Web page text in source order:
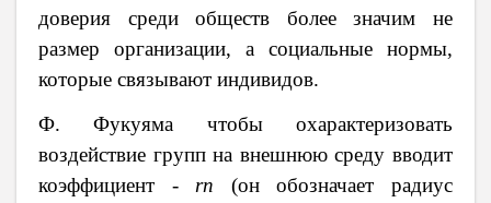
доверия среди обществ более значим не
размер организации, а социальные нормы,
которые связывают индивидов.
Ф. Фукуяма чтобы охарактеризовать
воздействие групп на внешнюю среду вводит
коэффициент - rп (он обозначает радиус